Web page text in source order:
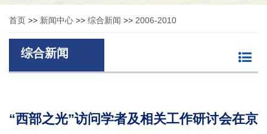
首页 >> 新闻中心 >> 综合新闻 >> 2006-2010
综合新闻
“西部之光”访问学者及相关工作研讨会在京